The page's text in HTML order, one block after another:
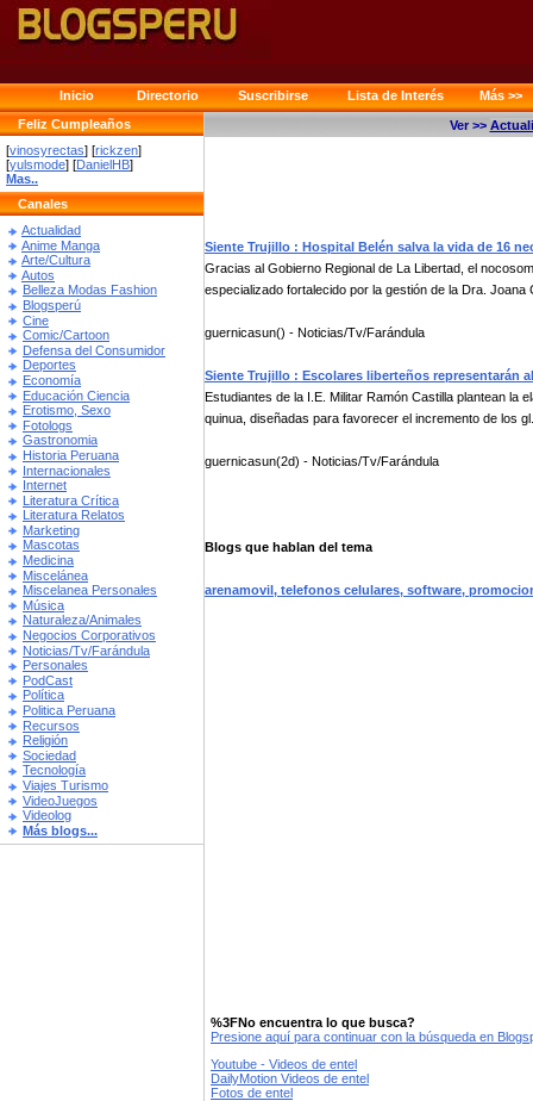
Inicio Directorio Suscribirse Lista de Interés
Más >>
Feliz Cumpleaños
[vinosyrectas] [rickzen]
[yulsmode] [DanielHB]
Mas..
Canales
Actualidad
Anime Manga
Arte/Cultura
Autos
Belleza Modas Fashion
Blogsperú
Cine
Comic/Cartoon
Defensa del Consumidor
Deportes
Economía
Educación Ciencia
Erotismo, Sexo
Fotologs
Gastronomia
Historia Peruana
Internacionales
Internet
Literatura Crítica
Literatura Relatos
Marketing
Mascotas
Medicina
Miscelánea
Miscelanea Personales
Música
Naturaleza/Animales
Negocios Corporativos
Noticias/Tv/Farándula
Personales
PodCast
Política
Politica Peruana
Recursos
Religión
Sociedad
Tecnología
Viajes Turismo
VideoJuegos
Videolog
Más blogs...
Ver >>
Siente Trujillo : Hospital Belén salva la vida de 16
Gracias al Gobierno Regional de La Libertad, el
especializado fortalecido por la gestión de la Dra. Joana
guernicasun() - Noticias/Tv/Farándula
Siente Trujillo : Escolares liberteños representarán
Estudiantes de la I.E. Militar Ramón Castilla plantean la
quinua, diseñadas para favorecer el incremento de los
guernicasun(2d) - Noticias/Tv/Farándula
Blogs que hablan del tema
arenamovil, telefonos celulares, software,
%3FNo encuentra lo que busca?
Presione aquí para continuar con la búsqueda en
Youtube - Videos de entel
DailyMotion Videos de entel
Fotos de entel